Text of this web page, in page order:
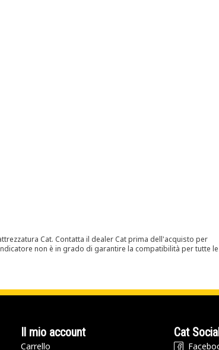
Cat. Contatta il dealer Cat prima dell'acquisto per
non è in grado di garantire la compatibilità per tutte
Il mio account
Carrello
Cat